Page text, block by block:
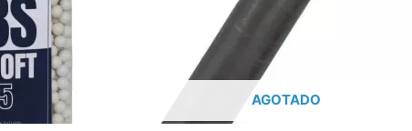
AGOTADO